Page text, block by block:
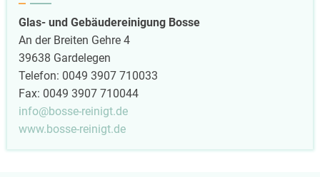
Glas- und Gebäudereinigung Bosse
An der Breiten Gehre 4
39638 Gardelegen
Telefon: 0049 3907 710033
Fax: 0049 3907 710044
info@bosse-reinigt.de
www.bosse-reinigt.de